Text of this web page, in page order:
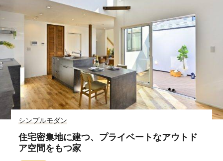
シンプルモダン
住宅密集地に建つ、プライベートなアウトド
ア空間をもつ家